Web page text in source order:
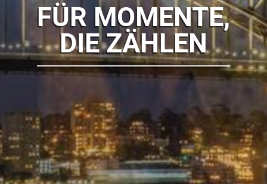
FÜR MOMENTE,
DIE ZÄHLEN